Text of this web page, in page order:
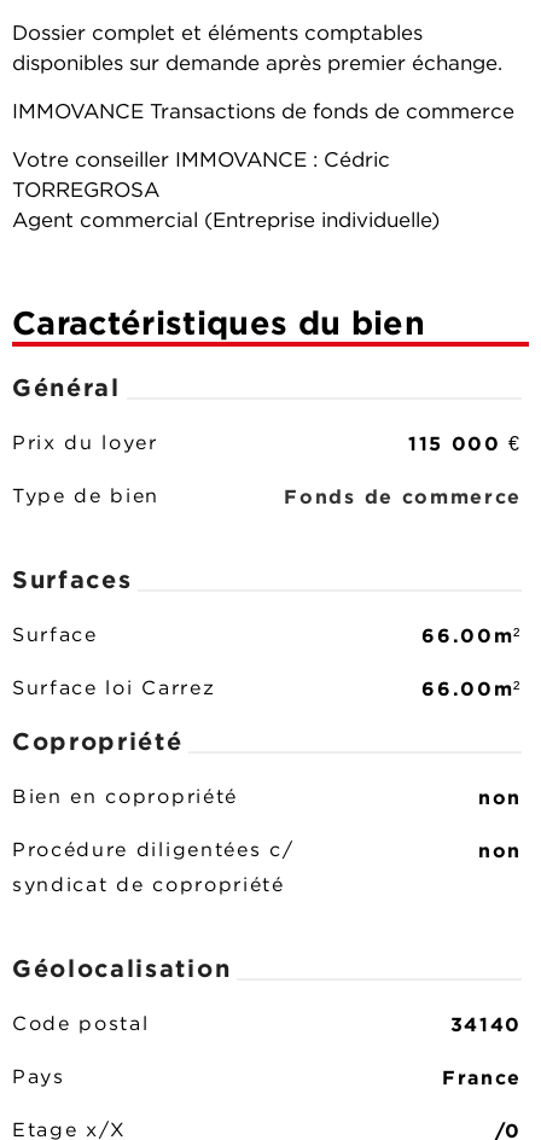
Dossier complet et éléments comptables
disponibles sur demande après premier échange.
IMMOVANCE Transactions de fonds de commerce
Votre conseiller IMMOVANCE : Cédric
TORREGROSA
Agent commercial (Entreprise individuelle)
Caractéristiques du bien
Général
Prix du loyer 115 000 €
Type de bien Fonds de commerce
Surfaces
Surface 66.00m²
Surface loi Carrez 66.00m²
Copropriété
Bien en copropriété non
Procédure diligentées c/
syndicat de copropriété
non
Géolocalisation
Code postal 34140
Pays France
Etage x/X /0